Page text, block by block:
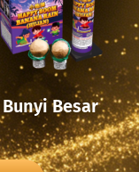
Bunyi Besar